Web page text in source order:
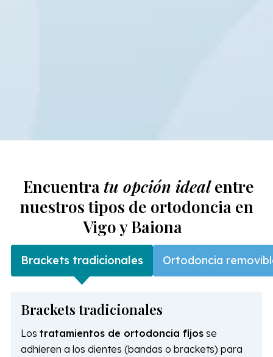
Encuentratu opción idealentre
nuestros tipos de ortodoncia en
Vigo y Baiona
Brackets tradicionales Ortodoncia
Brackets tradicionales
Lostratamientos de ortodoncia fijos se
adhieren a los dientes (bandas o brackets) para